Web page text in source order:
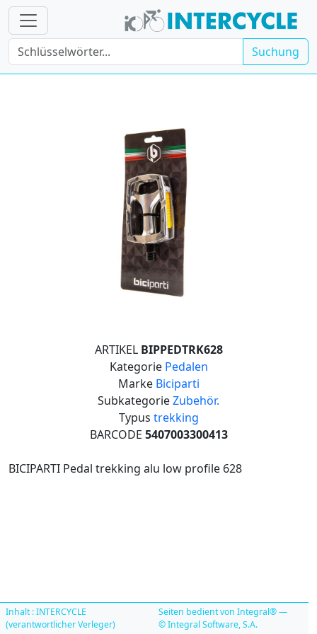
Suchung
ARTIKEL BIPPEDTRK628
Kategorie Pedalen
Marke Biciparti
SubkategorieZubehör.
Typus trekking
BARCODE 5407003300413
BICIPARTI Pedal trekking alu low profile 628
Inhalt : INTERCYCLE
(verantwortlicher Verleger)
Seiten bedient von Integral® —
© Integral Software, S.A.